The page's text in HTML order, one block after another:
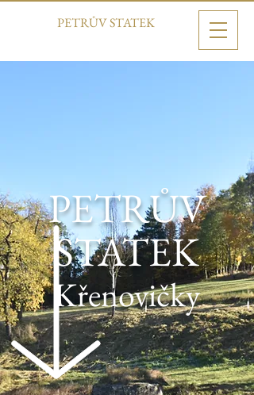
PETRŮV STATEK
PETRŮV
STATEK
Křenovičky